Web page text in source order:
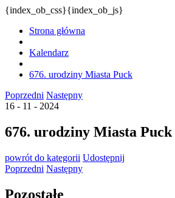
{index_ob_css}{index_ob_js}
Strona główna
Kalendarz
676. urodziny Miasta Puck
Poprzedni Następny
16 - 11 - 2024
676. urodziny Miasta Puck
powrót do kategorii Udostępnij
Poprzedni Następny
Pozostałe